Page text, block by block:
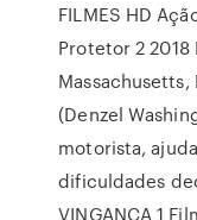
FILMES HD
Protetor 2 2018
(Denzel
motorista,
dificuldades
VINGANÇA 1